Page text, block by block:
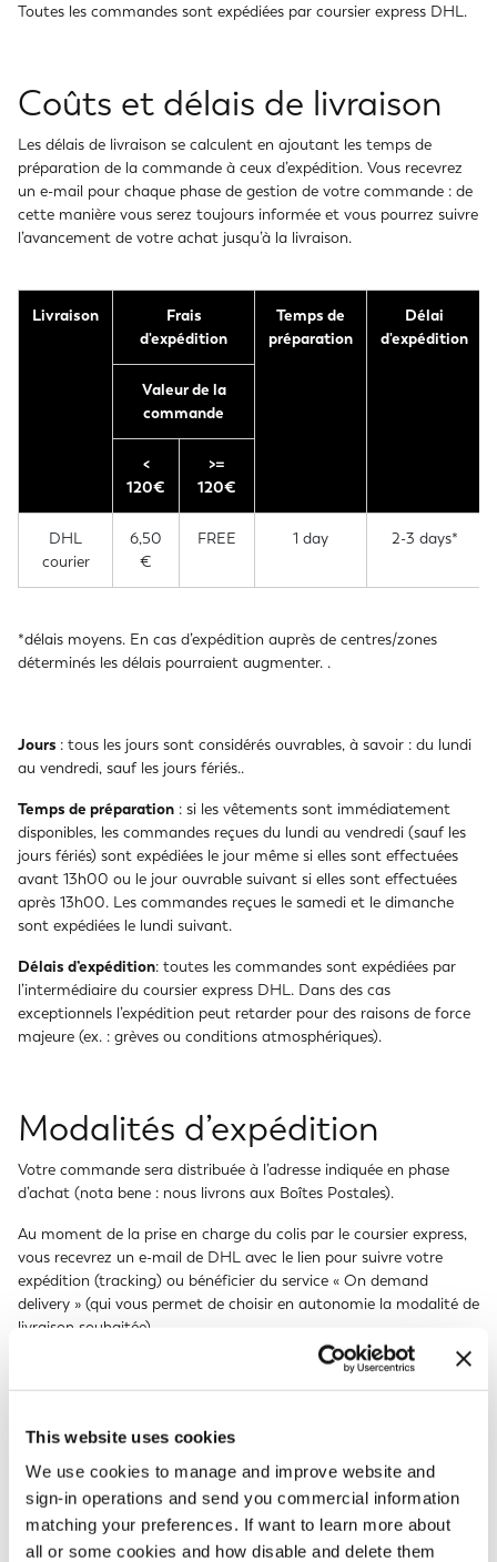
This website uses cookies
We use cookies to manage and improve website and
sign-in operations and send you commercial information
matching your preferences. If want to learn more about
all or some cookies and how disable and delete them
Toutes les commandes sont expédiées par coursier express DHL.
Coûts et délais de livraison
Les délais de livraison se calculent en ajoutant les temps de
préparation de la commande à ceux d’expédition. Vous recevrez
un e-mail pour chaque phase de gestion de votre commande : de
cette manière vous serez toujours informée et vous pourrez suivre
l’avancement de votre achat jusqu’à la livraison.
Livraison
Frais
d'expédition
Temps de
préparation
Délai
d'expédition
Valeur de la
commande
<
120€
>=
120€
DHL
courier
6,50
€
FREE 1 day 2-3 days*
*délais moyens. En cas d’expédition auprès de centres/zones
déterminés les délais pourraient augmenter. .
Jours : tous les jours sont considérés ouvrables, à savoir : du lundi
au vendredi, sauf les jours fériés..
Temps de préparation : si les vêtements sont immédiatement
disponibles, les commandes reçues du lundi au vendredi (sauf les
jours fériés) sont expédiées le jour même si elles sont effectuées
avant 13h00 ou le jour ouvrable suivant si elles sont effectuées
après 13h00. Les commandes reçues le samedi et le dimanche
sont expédiées le lundi suivant.
Délais d’expédition: toutes les commandes sont expédiées par
l’intermédiaire du coursier express DHL. Dans des cas
exceptionnels l’expédition peut retarder pour des raisons de force
majeure (ex. : grèves ou conditions atmosphériques).
Modalités d’expédition
Votre commande sera distribuée à l’adresse indiquée en phase
d’achat (nota bene : nous livrons aux Boîtes Postales).
Au moment de la prise en charge du colis par le coursier express,
vous recevrez un e-mail de DHL avec le lien pour suivre votre
expédition (tracking) ou bénéficier du service « On demand
delivery » (qui vous permet de choisir en autonomie la modalité de
livraison souhaitée).
Les livraisons sont effectuées du lundi au vendredi (à l’exclusion
des jours fériés), durant les heures normales d’ouverture (9h00 -
express laissera un avis de passage avec les instructions pour
demander un deuxième passage.
Dans un délai de 7 jours à partir du jour où a été laissé l’avis vous
pourrez demander la relivraison gratuite de votre colis en
contactant directement le coursier express.